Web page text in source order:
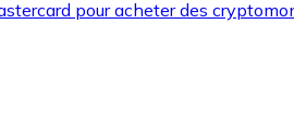
pour acheter des